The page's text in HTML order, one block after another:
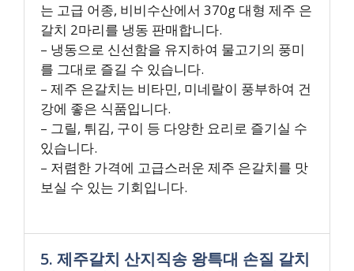
는 고급 어종, 비비수산에서 370g 대형 제주 은
갈치 2마리를 냉동 판매합니다.
– 냉동으로 신선함을 유지하여 물고기의 풍미
를 그대로 즐길 수 있습니다.
– 제주 은갈치는 비타민, 미네랄이 풍부하여 건
강에 좋은 식품입니다.
– 그릴, 튀김, 구이 등 다양한 요리로 즐기실 수
있습니다.
– 저렴한 가격에 고급스러운 제주 은갈치를 맛
보실 수 있는 기회입니다.
5. 제주갈치 산지직송 왕특대 손질 갈치